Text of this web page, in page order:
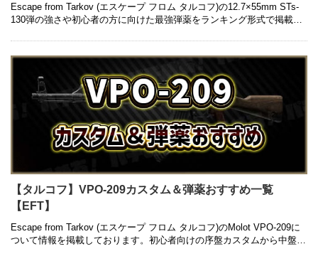
Escape from Tarkov (エスケープ フロム タルコフ)の12.7×55mm STs-
130弾の強さや初心者の方に向けた最強弾薬をランキング形式で掲載し
【タルコフ】VPO-209カスタム＆弾薬おすすめ一覧
【EFT】
Escape from Tarkov (エスケープ フロム タルコフ)のMolot VPO-209に
ついて情報を掲載しております。初心者向けの序盤カスタムから中盤以